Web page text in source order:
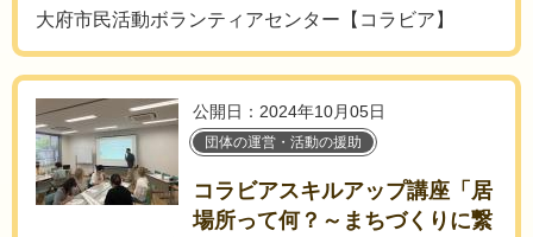
大府市民活動ボランティアセンター【コラビア】
公開日：2024年10月05日
団体の運営・活動の援助
コラビアスキルアップ講座「居
場所って何？～まちづくりに繋